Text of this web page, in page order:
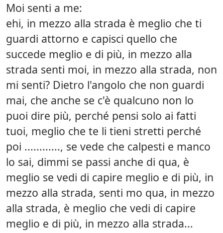
Moi senti a me:
ehi, in mezzo alla strada è meglio che ti
guardi attorno e capisci quello che
succede meglio e di più, in mezzo alla
strada senti moi, in mezzo alla strada, non
mi senti? Dietro l'angolo che non guardi
mai, che anche se c'è qualcuno non lo
puoi dire più, perché pensi solo ai fatti
tuoi, meglio che te li tieni stretti perché
poi ............, se vede che calpesti e manco
lo sai, dimmi se passi anche di qua, è
meglio se vedi di capire meglio e di più, in
mezzo alla strada, senti mo qua, in mezzo
alla strada, è meglio che vedi di capire
meglio e di più, in mezzo alla strada...